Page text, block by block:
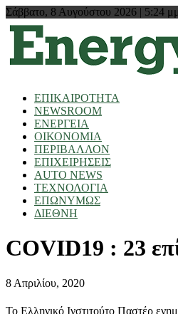
Σάββατο, 8 Αυγούστου 2026 | 5:24 μμ
ΕΠΙΚΑΙΡΟΤΗΤΑ
NEWSROOM
ΕΝΕΡΓΕΙΑ
ΟΙΚΟΝΟΜΙΑ
ΠΕΡΙΒΑΛΛΟΝ
ΕΠΙΧΕΙΡΗΣΕΙΣ
AUTO NEWS
ΤΕΧΝΟΛΟΓΙΑ
ΕΠΩΝΥΜΩΣ
ΔΙΕΘΝΗ
COVID19 : 23
8 Απριλίου, 2020
Το Ελληνικό Ινστιτούτο Παστέρ